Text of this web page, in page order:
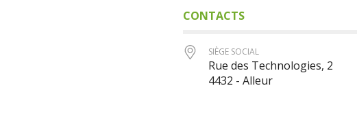
CONTACTS
SIÈGE SOCIAL
Rue des Technologies, 2
4432 - Alleur